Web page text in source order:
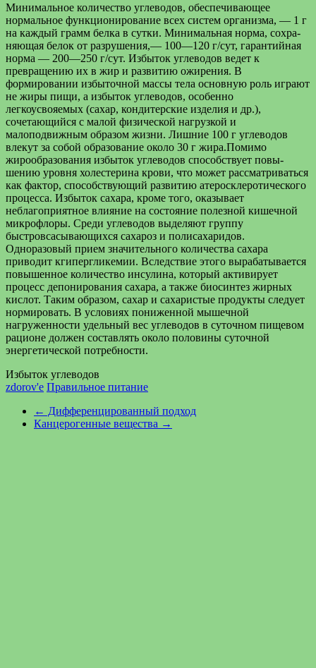
Минимальное количество углеводов, обеспечи­вающее
нормальное функционирование всех систем организма, — 1 г
на каждый грамм белка в сутки. Минимальная норма, сохра­
няющая белок от разрушения,— 100—120 г/сут, гарантийная
нор­ма — 200—250 г/сут. Избыток углеводов ведет к
превращению их в жир и развитию ожирения. В
формировании избыточной массы тела основную роль играют
не жиры пищи, а избыток углеводов, особенно
легкоусвояемых (сахар, кондитерские изделия и др.),
сочетающийся с малой физической нагрузкой и
малоподвижным образом жизни. Лишние 100 г углеводов
влекут за собой образо­вание около 30 г жира.Помимо
жирообразования избыток углеводов способствует повы­
шению уровня холестерина крови, что может рассматриваться
как фактор, способствующий развитию атеросклеротического
процесса. Избыток сахара, кроме того, оказывает
неблагоприятное влияние на состояние полезной кишечной
микрофлоры. Среди углеводов вы­деляют группу
быстровсасывающихся сахароз и полисахаридов.
Одноразовый прием значительного количества сахара
приводит кгипергликемии. Вследствие этого вырабатывается
повышенное коли­чество инсулина, который активирует
процесс депонирования сахара, а также биосинтез жирных
кислот. Таким образом, сахар и саха­ристые продукты следует
нормировать. В условиях пониженной мышечной
нагруженности удельный вес углеводов в суточном пищевом
рационе должен составлять около половины суточной
энергетической потребности.
Избыток углеводов
zdorov'e Правильное питание
← Дифференцированный подход
Канцерогенные вещества →